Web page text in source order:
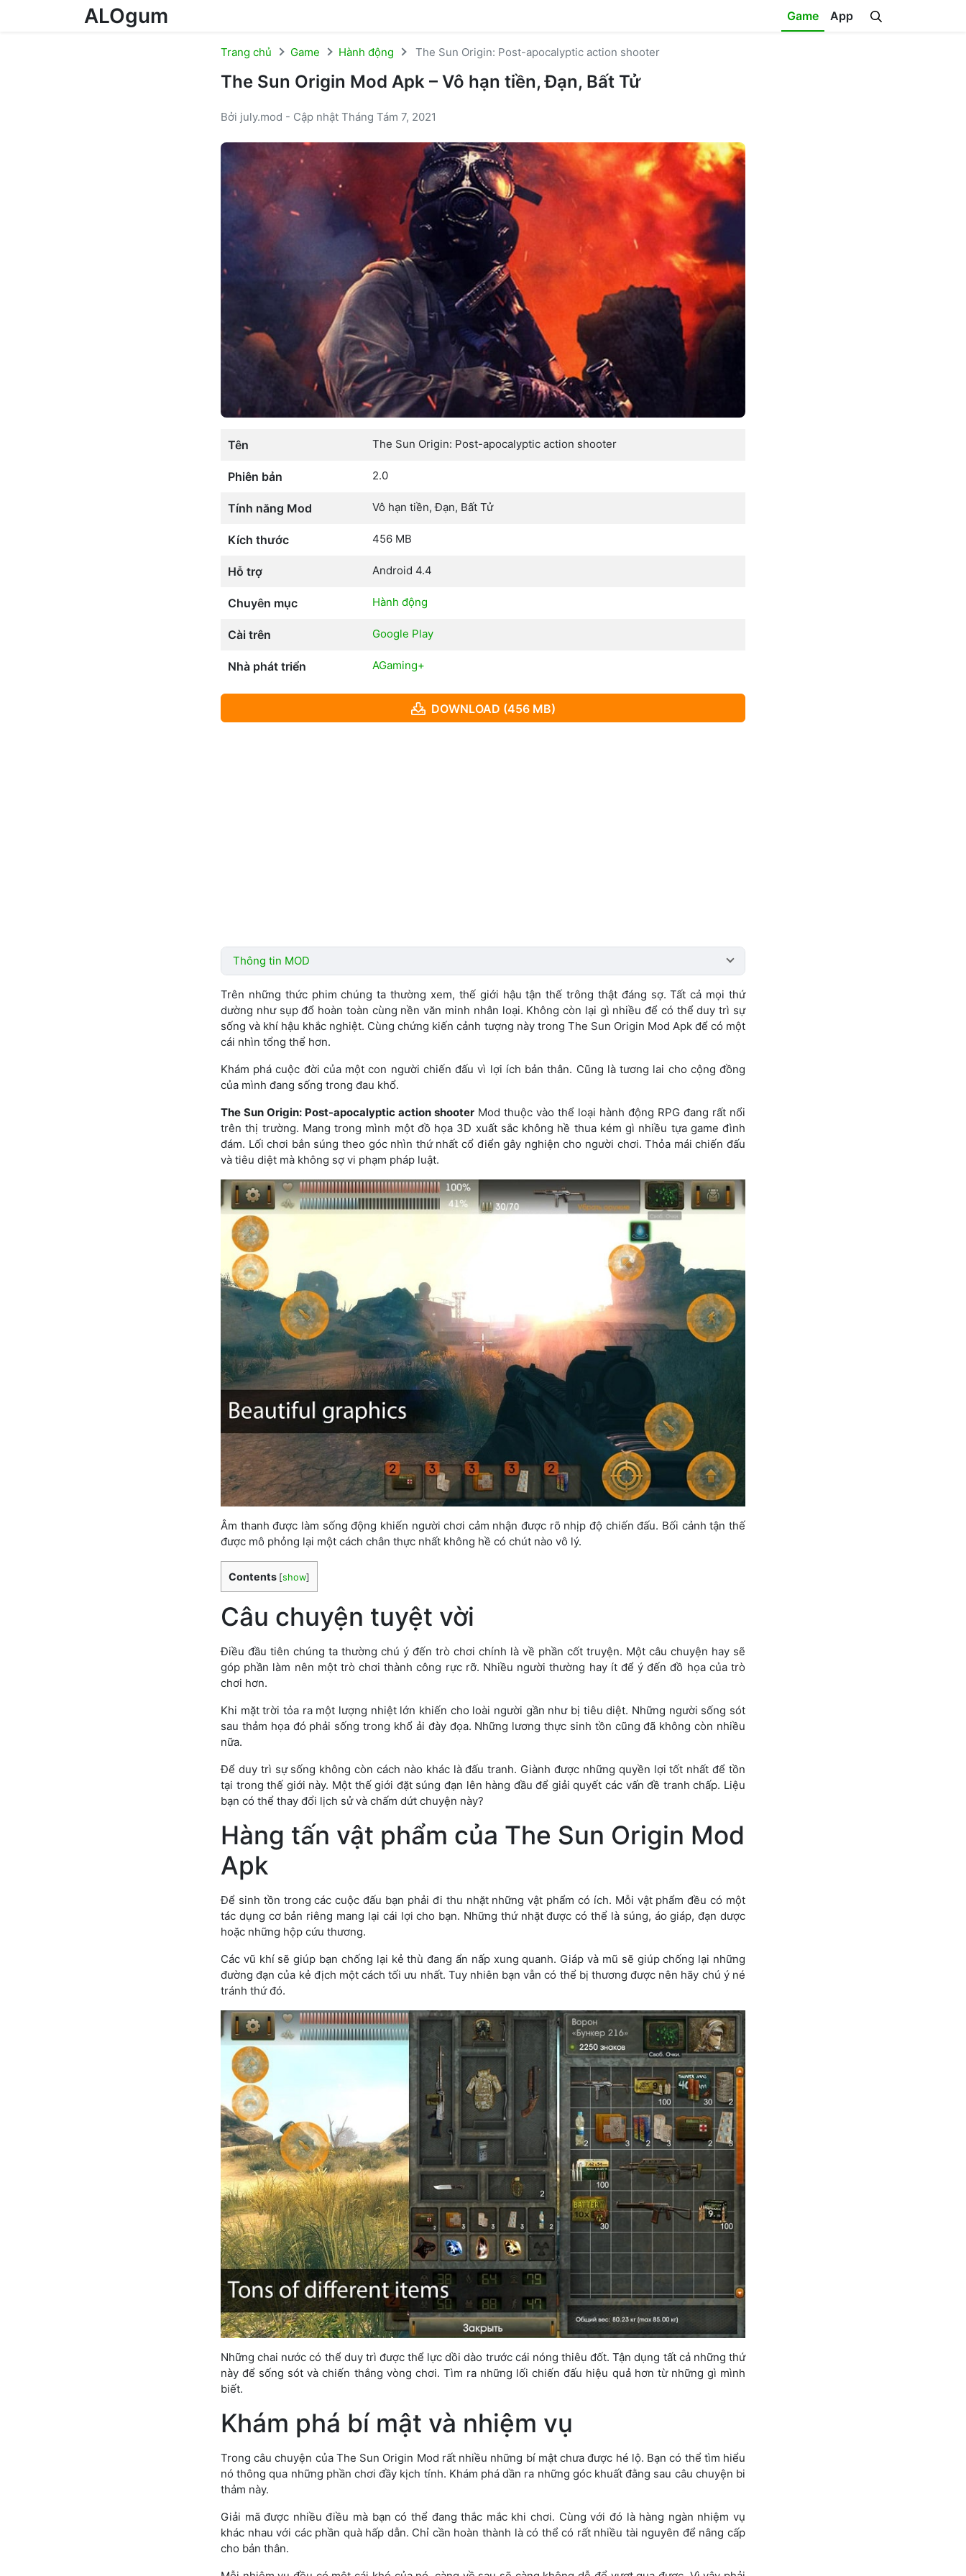
ALOgum Game App
Trang chủ Game Hành động The Sun Origin: Post-apocalyptic action shooter
The Sun Origin Mod Apk – Vô hạn tiền, Đạn, Bất Tử
Bởi july.mod - Cập nhật Tháng Tám 7, 2021
Tên The Sun Origin: Post-apocalyptic action shooter
Phiên bản 2.0
Tính năng Mod Vô hạn tiền, Đạn, Bất Tử
Kích thước 456 MB
Hỗ trợ Android 4.4
Chuyên mục Hành động
Cài trên Google Play
Nhà phát triển AGaming+
DOWNLOAD (456 MB)
Thông tin MOD
Trên những thức phim chúng ta thường xem, thế giới hậu tận thế trông thật đáng sợ. Tất cả mọi thứ
dường như sụp đổ hoàn toàn cùng nền văn minh nhân loại. Không còn lại gì nhiều để có thể duy trì sự
sống và khí hậu khắc nghiệt. Cùng chứng kiến cảnh tượng này trong The Sun Origin Mod Apk để có một
cái nhìn tổng thể hơn.
Khám phá cuộc đời của một con người chiến đấu vì lợi ích bản thân. Cũng là tương lai cho cộng đồng
của mình đang sống trong đau khổ.
The Sun Origin: Post-apocalyptic action shooter Mod thuộc vào thể loại hành động RPG đang rất nổi
trên thị trường. Mang trong mình một đồ họa 3D xuất sắc không hề thua kém gì nhiều tựa game đình
đám. Lối chơi bắn súng theo góc nhìn thứ nhất cổ điển gây nghiện cho người chơi. Thỏa mái chiến đấu
và tiêu diệt mà không sợ vi phạm pháp luật.
Âm thanh được làm sống động khiến người chơi cảm nhận được rõ nhịp độ chiến đấu. Bối cảnh tận thế
được mô phỏng lại một cách chân thực nhất không hề có chút nào vô lý.
Contents [show]
Câu chuyện tuyệt vời
Điều đầu tiên chúng ta thường chú ý đến trò chơi chính là về phần cốt truyện. Một câu chuyện hay sẽ
góp phần làm nên một trò chơi thành công rực rỡ. Nhiều người thường hay ít để ý đến đồ họa của trò
chơi hơn.
Khi mặt trời tỏa ra một lượng nhiệt lớn khiến cho loài người gần như bị tiêu diệt. Những người sống sót
sau thảm họa đó phải sống trong khổ ải đày đọa. Những lương thực sinh tồn cũng đã không còn nhiều
nữa.
Để duy trì sự sống không còn cách nào khác là đấu tranh. Giành được những quyền lợi tốt nhất để tồn
tại trong thế giới này. Một thế giới đặt súng đạn lên hàng đầu để giải quyết các vấn đề tranh chấp. Liệu
bạn có thể thay đổi lịch sử và chấm dứt chuyện này?
Hàng tấn vật phẩm của The Sun Origin Mod
Apk
Để sinh tồn trong các cuộc đấu bạn phải đi thu nhặt những vật phẩm có ích. Mỗi vật phẩm đều có một
tác dụng cơ bản riêng mang lại cái lợi cho bạn. Những thứ nhặt được có thể là súng, áo giáp, đạn dược
hoặc những hộp cứu thương.
Các vũ khí sẽ giúp bạn chống lại kẻ thù đang ẩn nấp xung quanh. Giáp và mũ sẽ giúp chống lại những
đường đạn của kẻ địch một cách tối ưu nhất. Tuy nhiên bạn vẫn có thể bị thương được nên hãy chú ý né
tránh thứ đó.
Những chai nước có thể duy trì được thể lực dồi dào trước cái nóng thiêu đốt. Tận dụng tất cả những thứ
này để sống sót và chiến thắng vòng chơi. Tìm ra những lối chiến đấu hiệu quả hơn từ những gì mình
biết.
Khám phá bí mật và nhiệm vụ
Trong câu chuyện của The Sun Origin Mod rất nhiều những bí mật chưa được hé lộ. Bạn có thể tìm hiểu
nó thông qua những phần chơi đầy kịch tính. Khám phá dần ra những góc khuất đằng sau câu chuyện bi
thảm này.
Giải mã được nhiều điều mà bạn có thể đang thắc mắc khi chơi. Cùng với đó là hàng ngàn nhiệm vụ
khác nhau với các phần quà hấp dẫn. Chỉ cần hoàn thành là có thể có rất nhiều tài nguyên để nâng cấp
cho bản thân.